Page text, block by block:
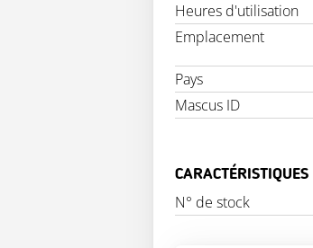
Heures d'utilisation
Emplacement
Pays
Mascus ID
CARACTÉRISTIQUES
N° de stock